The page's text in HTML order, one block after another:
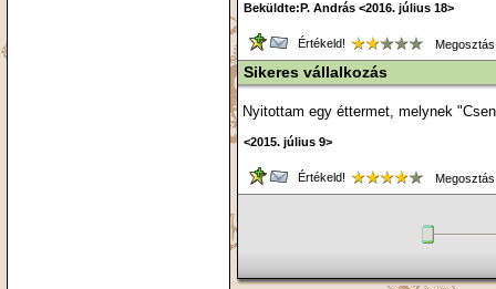
Beküldte:P. András <2016. július 18>
Értékeld!
Sikeres vállalkozás
Nyitottam egy éttermet, melynek
<2015. július 9>
Értékeld!